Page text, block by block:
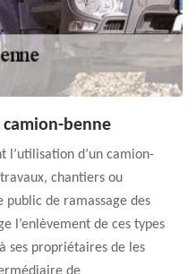
benne
l’utilisation d’un camion-
chantiers ou
de ramassage des
l’enlèvement de ces types
ses propriétaires de les